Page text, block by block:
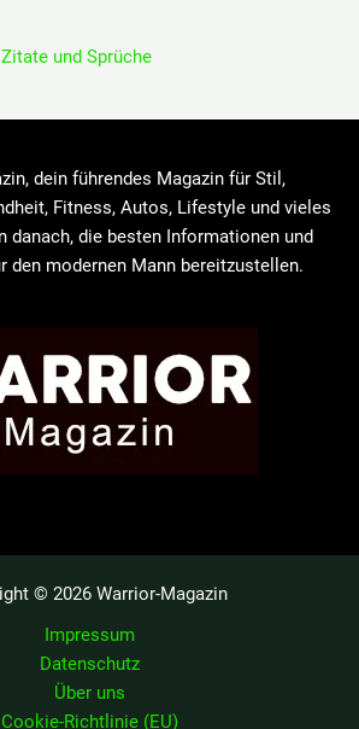
und Sprüche
dein führendes Magazin für Stil,
Fitness, Autos, Lifestyle und vieles
danach, die besten Informationen und
den modernen Mann bereitzustellen.
© 2026 Warrior-Magazin
Impressum
Datenschutz
Über uns
Cookie-Richtlinie (EU)